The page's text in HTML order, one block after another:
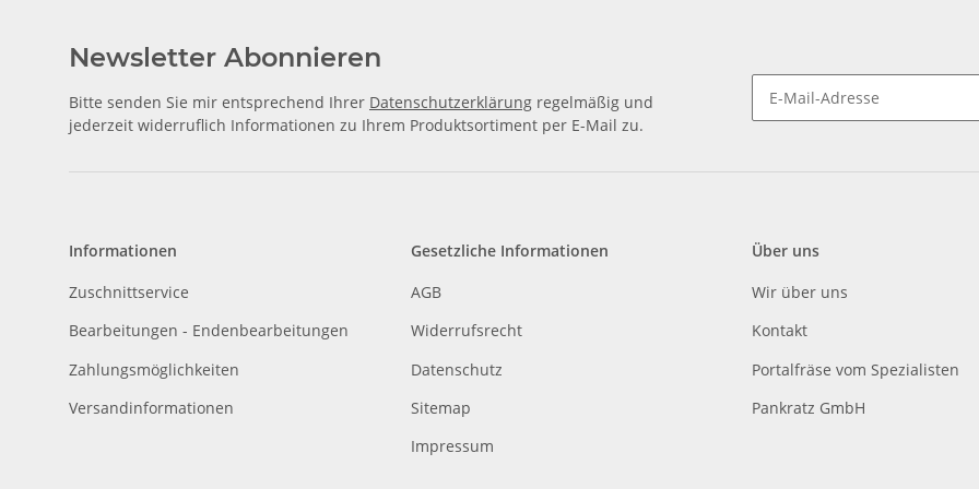
Newsletter Abonnieren
Bitte senden Sie mir entsprechend Ihrer Datenschutzerklärung regelmäßig und
jederzeit widerruflich Informationen zu Ihrem Produktsortiment per E-Mail zu.
Informationen
Zuschnittservice
Bearbeitungen - Endenbearbeitungen
Zahlungsmöglichkeiten
Versandinformationen
Gesetzliche Informationen
AGB
Widerrufsrecht
Datenschutz
Sitemap
Impressum
Über uns
Wir über uns
Kontakt
Portalfräse vom Spezialisten
Pankratz GmbH